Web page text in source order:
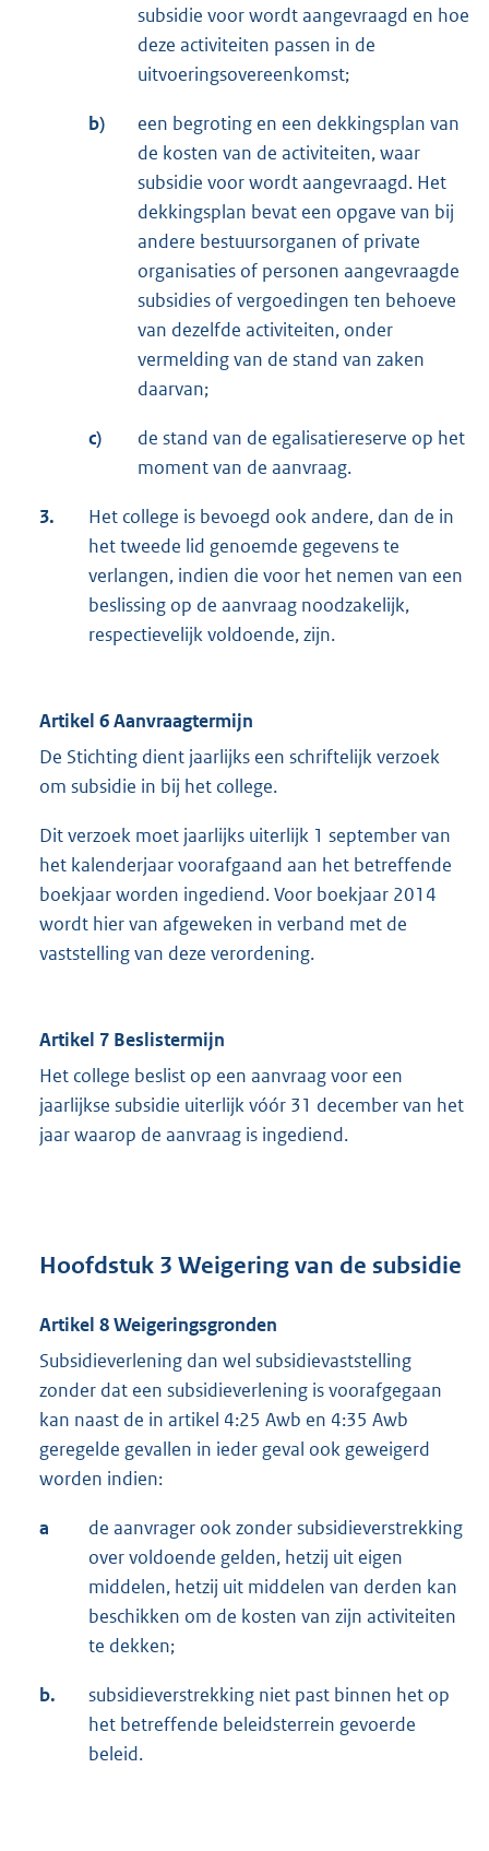
subsidie voor wordt aangevraagd en hoe
deze activiteiten passen in de
uitvoeringsovereenkomst;
b)
een begroting en een dekkingsplan van
de kosten van de activiteiten, waar
subsidie voor wordt aangevraagd. Het
dekkingsplan bevat een opgave van bij
andere bestuursorganen of private
organisaties of personen aangevraagde
subsidies of vergoedingen ten behoeve
van dezelfde activiteiten, onder
vermelding van de stand van zaken
daarvan;
c)
de stand van de egalisatiereserve op het
moment van de aanvraag.
3.
Het college is bevoegd ook andere, dan de in
het tweede lid genoemde gegevens te
verlangen, indien die voor het nemen van een
beslissing op de aanvraag noodzakelijk,
respectievelijk voldoende, zijn.
Artikel 6 Aanvraagtermijn
De Stichting dient jaarlijks een schriftelijk verzoek
om subsidie in bij het college.
Dit verzoek moet jaarlijks uiterlijk 1 september van
het kalenderjaar voorafgaand aan het betreffende
boekjaar worden ingediend. Voor boekjaar 2014
wordt hier van afgeweken in verband met de
vaststelling van deze verordening.
Artikel 7 Beslistermijn
Het college beslist op een aanvraag voor een
jaarlijkse subsidie uiterlijk vóór 31 december van het
jaar waarop de aanvraag is ingediend.
Hoofdstuk 3 Weigering van de subsidie
Artikel 8 Weigeringsgronden
Subsidieverlening dan wel subsidievaststelling
zonder dat een subsidieverlening is voorafgegaan
kan naast de in artikel 4:25 Awb en 4:35 Awb
geregelde gevallen in ieder geval ook geweigerd
worden indien:
a
de aanvrager ook zonder subsidieverstrekking
over voldoende gelden, hetzij uit eigen
middelen, hetzij uit middelen van derden kan
beschikken om de kosten van zijn activiteiten
te dekken;
b.
subsidieverstrekking niet past binnen het op
het betreffende beleidsterrein gevoerde
beleid.